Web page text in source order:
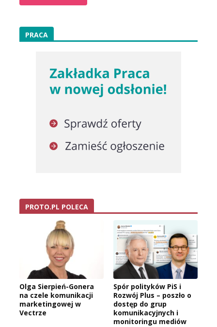
PRACA
PROTO.PL POLECA
Olga Sierpień-Gonera
na czele komunikacji
marketingowej w
Vectrze
Spór polityków PiS i
Rozwój Plus – poszło o
dostęp do grup
komunikacyjnych i
monitoringu mediów